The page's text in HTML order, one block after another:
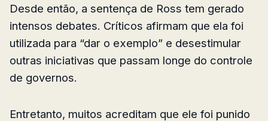
Desde então, a sentença de Ross tem gerado
intensos debates. Críticos afirmam que ela foi
utilizada para “dar o exemplo” e desestimular
outras iniciativas que passam longe do controle
de governos.
Entretanto, muitos acreditam que ele foi punido